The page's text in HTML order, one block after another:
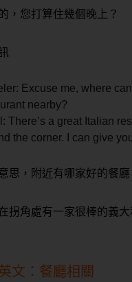
，您打算住幾個晚上？
Excuse me, where
nearby?
There’s a great Italian
the corner. I can give
思，附近有哪家好的餐廳
拐角處有一家很棒的義
文：餐廳相關